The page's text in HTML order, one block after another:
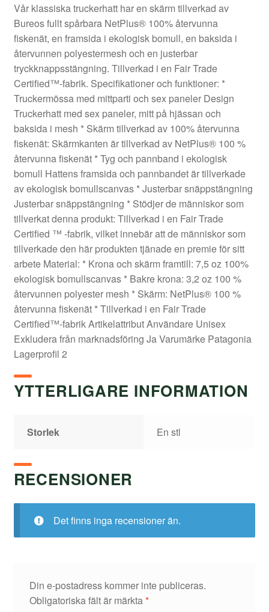
Vår klassiska truckerhatt har en skärm tillverkad av
Bureos fullt spårbara NetPlus® 100% återvunna
fiskenät, en framsida i ekologisk bomull, en baksida i
återvunnen polyestermesh och en justerbar
tryckknappsstängning. Tillverkad i en Fair Trade
Certified™-fabrik. Specifikationer och funktioner: *
Truckermössa med mittparti och sex paneler Design
Truckerhatt med sex paneler, mitt på hjässan och
baksida i mesh * Skärm tillverkad av 100% återvunna
fiskenät: Skärmkanten är tillverkad av NetPlus® 100 %
återvunna fiskenät * Tyg och pannband i ekologisk
bomull Hattens framsida och pannbandet är tillverkade
av ekologisk bomullscanvas * Justerbar snäppstängning
Justerbar snäppstängning * Stödjer de människor som
tillverkat denna produkt: Tillverkad i en Fair Trade
Certified ™ -fabrik, vilket innebär att de människor som
tillverkade den här produkten tjänade en premie för sitt
arbete Material: * Krona och skärm framtill: 7,5 oz 100%
ekologisk bomullscanvas * Bakre krona: 3,2 oz 100 %
återvunnen polyester mesh * Skärm: NetPlus® 100 %
återvunna fiskenät * Tillverkad i en Fair Trade
Certified™-fabrik Artikelattribut Användare Unisex
Exkludera från marknadsföring Ja Varumärke Patagonia
Lagerprofil 2
YTTERLIGARE INFORMATION
Storlek En stl
RECENSIONER
Det finns inga recensioner än.
Din e-postadress kommer inte publiceras.
Obligatoriska fält är märkta*